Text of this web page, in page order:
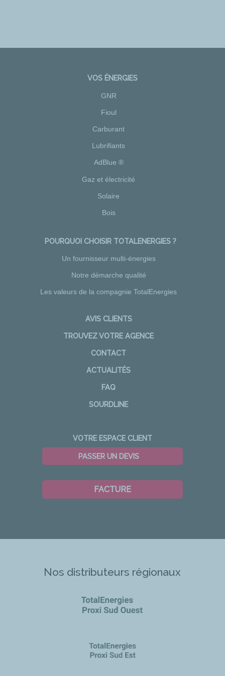
VOS ÉNERGIES
GNR
Fioul
Carburant
Lubrifiants
AdBlue ®
Gaz et électricité
Solaire
Bois
POURQUOI CHOISIR TOTALENERGIES ?
Un fournisseur multi-énergies
Notre démarche qualité
Les valeurs de la compagnie TotalEnergies
AVIS CLIENTS
TROUVEZ VOTRE AGENCE
CONTACT
ACTUALITÉS
FAQ
SOURDLINE
VOTRE ESPACE CLIENT
PASSER UN DEVIS
FACTURE
Nos distributeurs régionaux